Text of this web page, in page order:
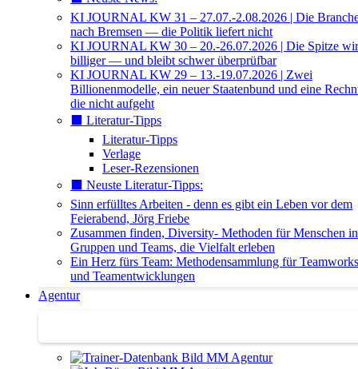
KI JOURNAL KW 31 – 27.07.-2.08.2026 | Die
nach Bremsen — die Politik liefert nicht
KI JOURNAL KW 30 – 20.-26.07.2026 | Die Spitze
billiger — und bleibt schwer überprüfbar
KI JOURNAL KW 29 – 13.-19.07.2026 | Zwei
Billionenmodelle, ein neuer Staatenbund und eine
die nicht aufgeht
⬛️ Literatur-Tipps
Literatur-Tipps
Verlage
Leser-Rezensionen
⬛️ Neuste Literatur-Tipps:
Sinn erfülltes Arbeiten - denn es gibt ein Leben vor dem
Feierabend, Jörg Friebe
Zusammen finden, Diversity- Methoden für Menschen in
Gruppen und Teams, die Vielfalt erleben
Ein Herz fürs Team: Methodensammlung für
und Teamentwicklungen
Agentur